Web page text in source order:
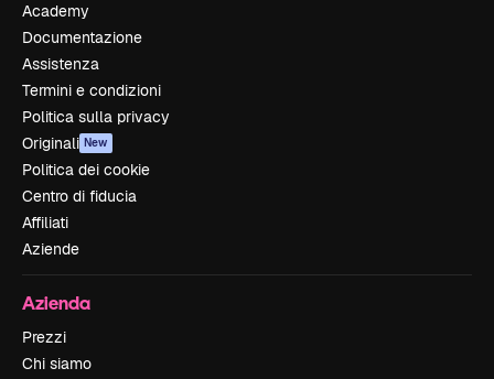
Academy
Documentazione
Assistenza
Termini e condizioni
Politica sulla privacy
Originali New
Politica dei cookie
Centro di fiducia
Affiliati
Aziende
Azienda
Prezzi
Chi siamo